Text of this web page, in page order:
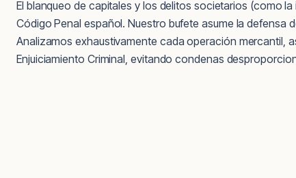
El blanqueo de capitales y los delitos societarios (como
Código Penal español. Nuestro bufete asume la
Analizamos exhaustivamente cada operación mercantil,
Enjuiciamiento Criminal, evitando condenas